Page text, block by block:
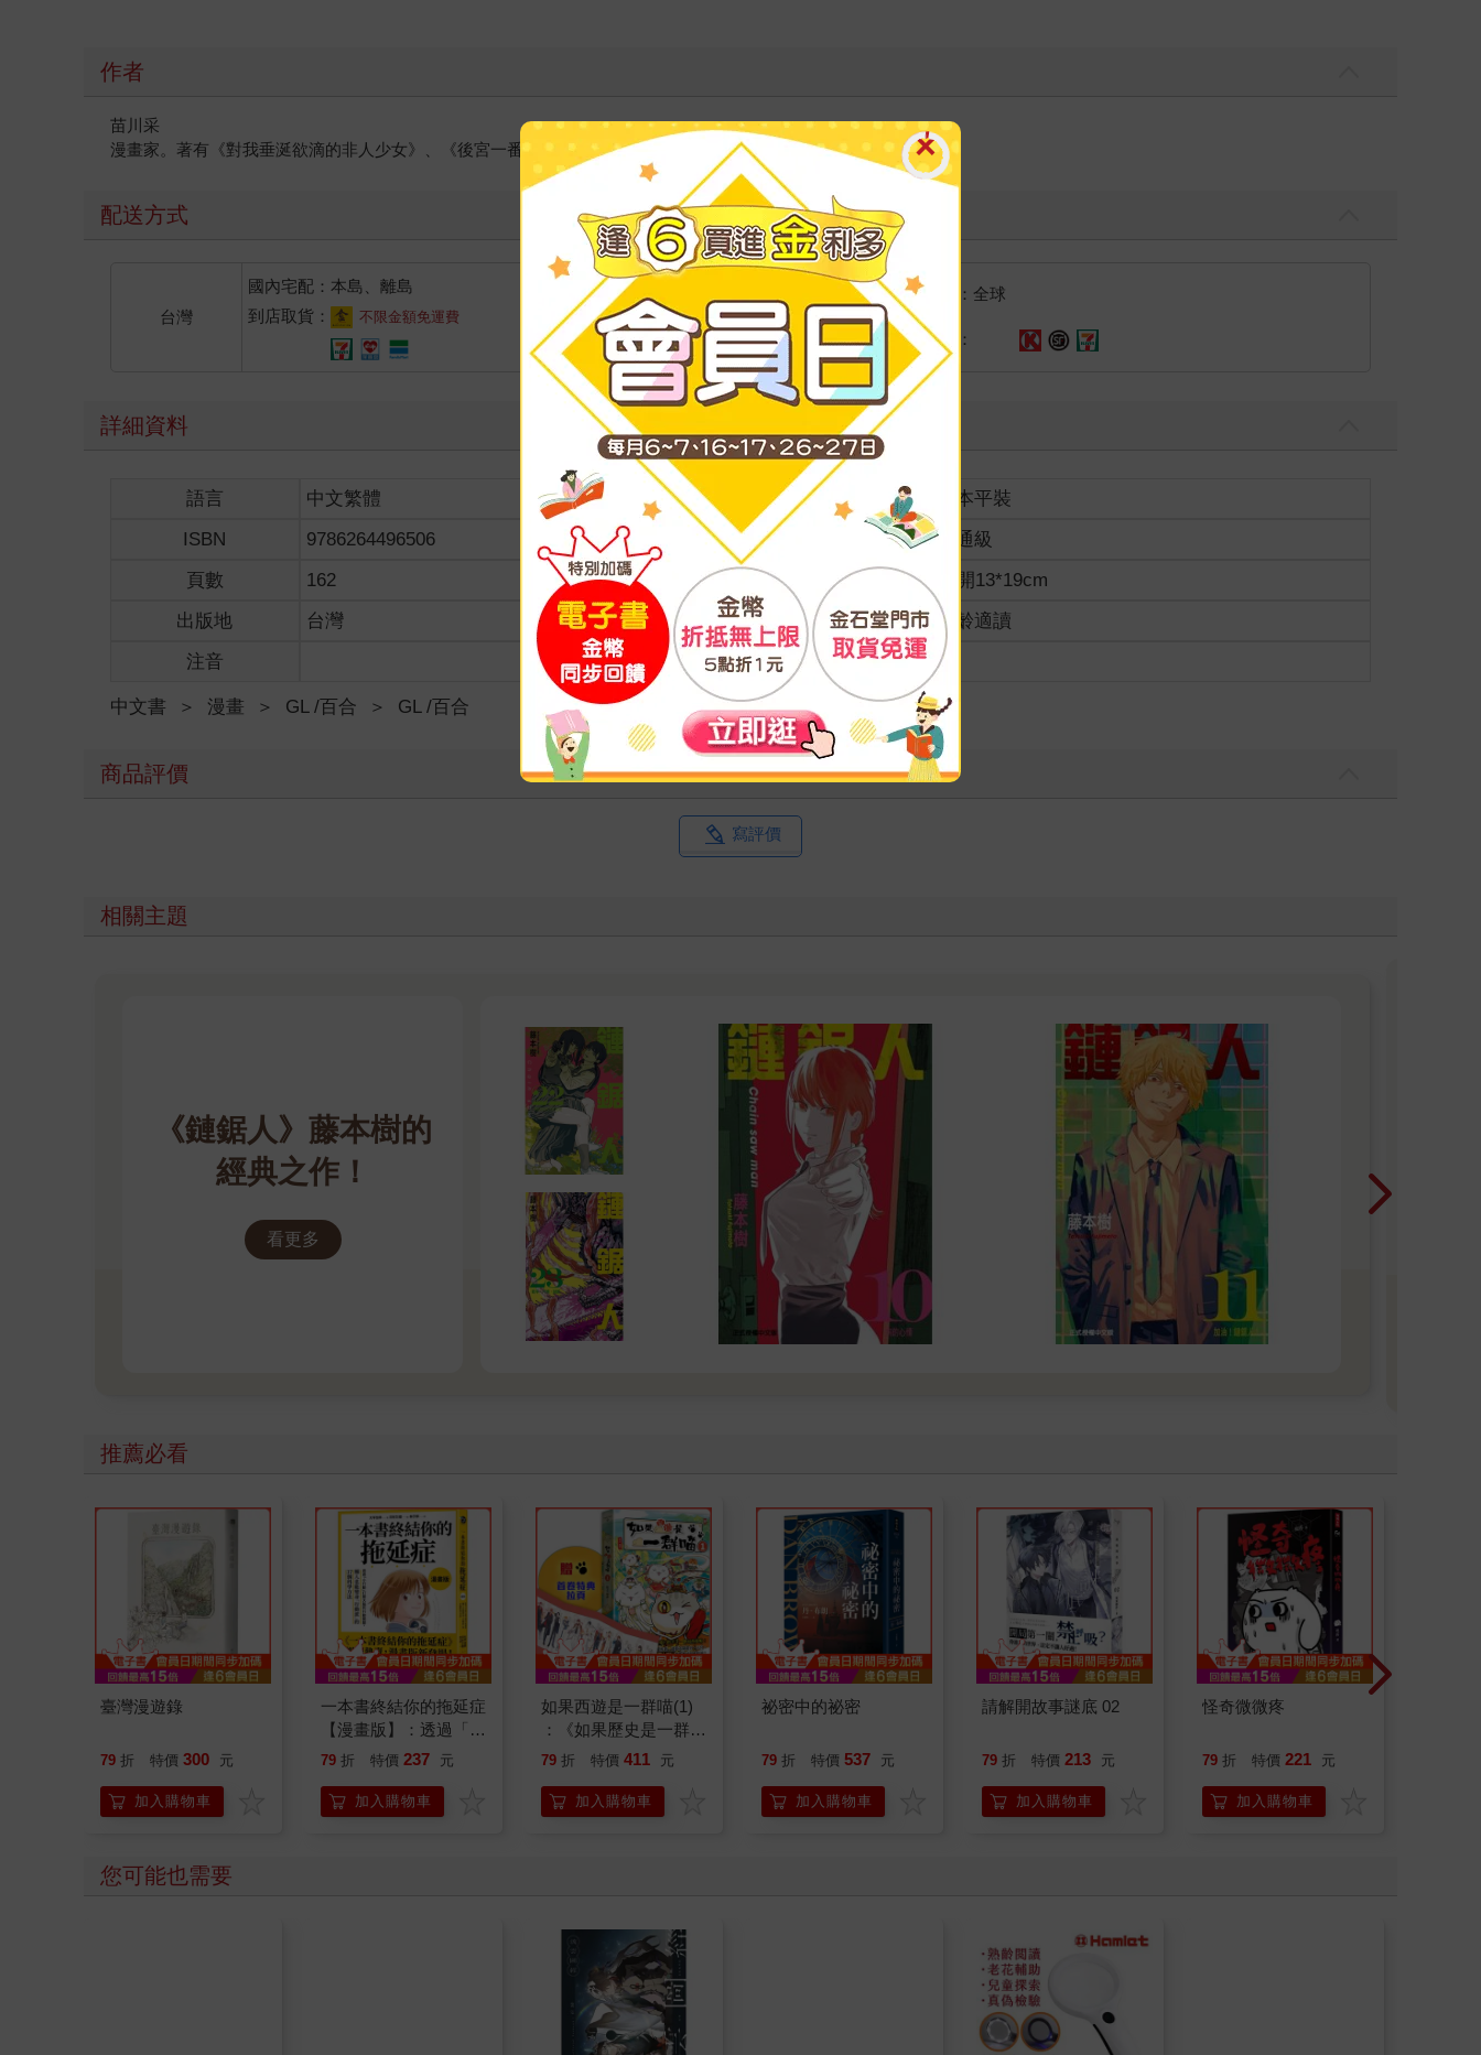
作者
苗川采
漫畫家。著有《對我垂涎欲滴的非人少女》、《後宮一番の悪女》。
配送方式
台灣
國內宅配：本島、離島
到店取貨：
不限金額免運費 海外
國際快遞：全球
港澳店取：
詳細資料
語言 中文繁體 裝訂
紙本平裝
ISBN
9786264496506
普通級
頁數
162 商品規格
32開13*19cm
出版地
台灣 適讀年齡
全齡適讀
注音
級別
中文書 ＞ 漫畫 ＞ GL /百合 ＞ GL /百合
商品評價
寫評價
相關主題
《鏈鋸人》藤本樹的
經典之作！
看更多
推薦必看
臺灣漫遊錄
79 折 特價 300 元
加入購物車
一本書終結你的拖延症
【漫畫版】：透過「小
行動」打開大腦的行動
「行動派」的37個科
學方法
79 折 特價 237 元
加入購物車
如果西遊是一群喵(1)
：《如果歷史是一群
喵》作者最新力作，附
79 折 特價 411 元
加入購物車
祕密中的祕密
79 折 特價 537 元
加入購物車
請解開故事謎底 02
79 折 特價 213 元
加入購物車
怪奇微微疼
79 折 特價 221 元
加入購物車
您可能也需要